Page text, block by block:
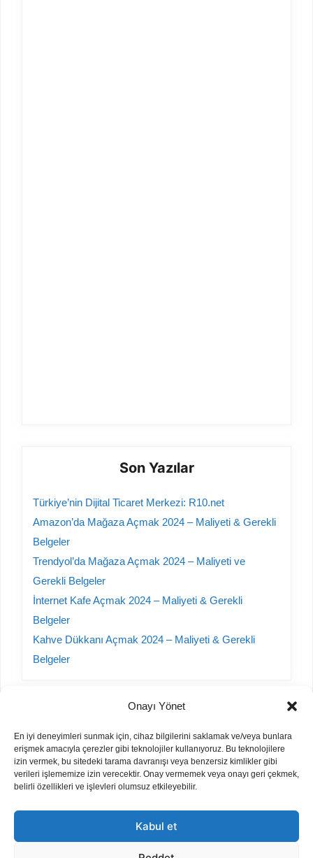
Onayı Yönet
En iyi deneyimleri sunmak için, cihaz bilgilerini saklamak ve/veya bunlara
erişmek amacıyla çerezler gibi teknolojiler kullanıyoruz. Bu teknolojilere
izin vermek, bu sitedeki tarama davranışı veya benzersiz kimlikler gibi
verileri işlememize izin verecektir. Onay vermemek veya onayı geri çekmek,
belirli özellikleri ve işlevleri olumsuz etkileyebilir.
Kabul et
Son Yazılar
Türkiye’nin Dijital Ticaret Merkezi: R10.net
Amazon’da Mağaza Açmak 2024 – Maliyeti & Gerekli
Belgeler
Trendyol’da Mağaza Açmak 2024 – Maliyeti ve
Gerekli Belgeler
İnternet Kafe Açmak 2024 – Maliyeti & Gerekli
Belgeler
Kahve Dükkanı Açmak 2024 – Maliyeti & Gerekli
Belgeler
A101 Yorumları
Bayilik Veren Firmalar